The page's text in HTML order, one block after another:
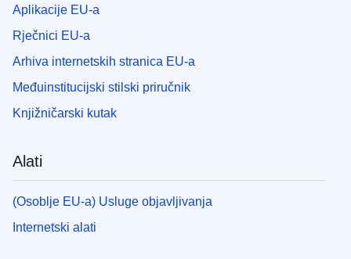
Aplikacije EU-a
Rječnici EU-a
Arhiva internetskih stranica EU-a
Međuinstitucijski stilski priručnik
Knjižničarski kutak
Alati
(Osoblje EU-a) Usluge objavljivanja
Internetski alati